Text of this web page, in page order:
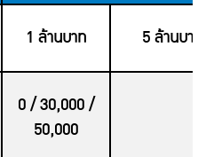
1 ล้านบาท 5 ล้านบาท
0 / 30,000 /
50,000